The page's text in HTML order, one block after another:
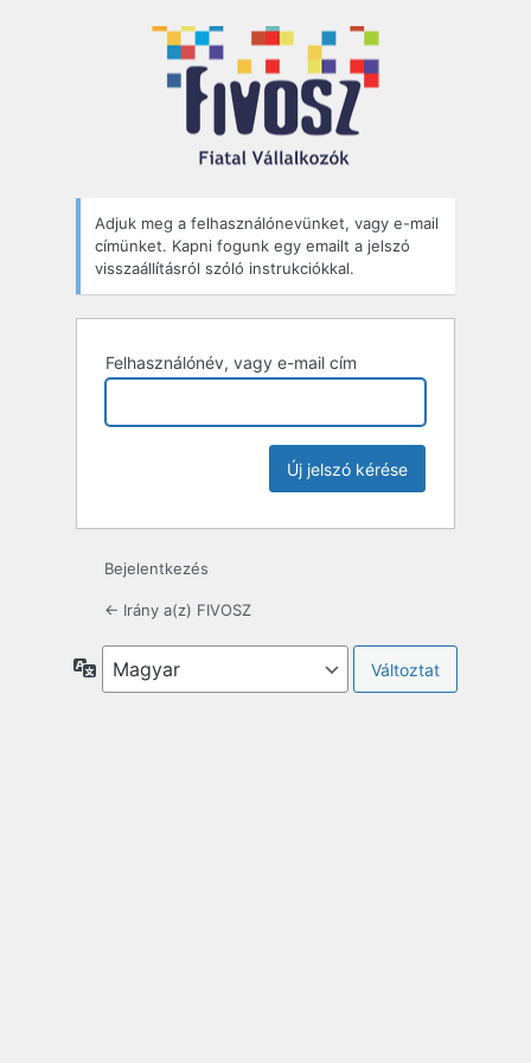
Adjuk meg a felhasználónevünket, vagy e-mail
címünket. Kapni fogunk egy emailt a jelszó
visszaállításról szóló instrukciókkal.
Felhasználónév, vagy e-mail cím
Bejelentkezés
← Irány a(z) FIVOSZ
Nyelv